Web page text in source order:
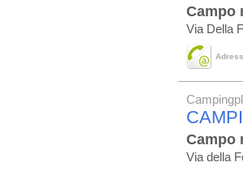
Campo
Via Della
Campo
Via della